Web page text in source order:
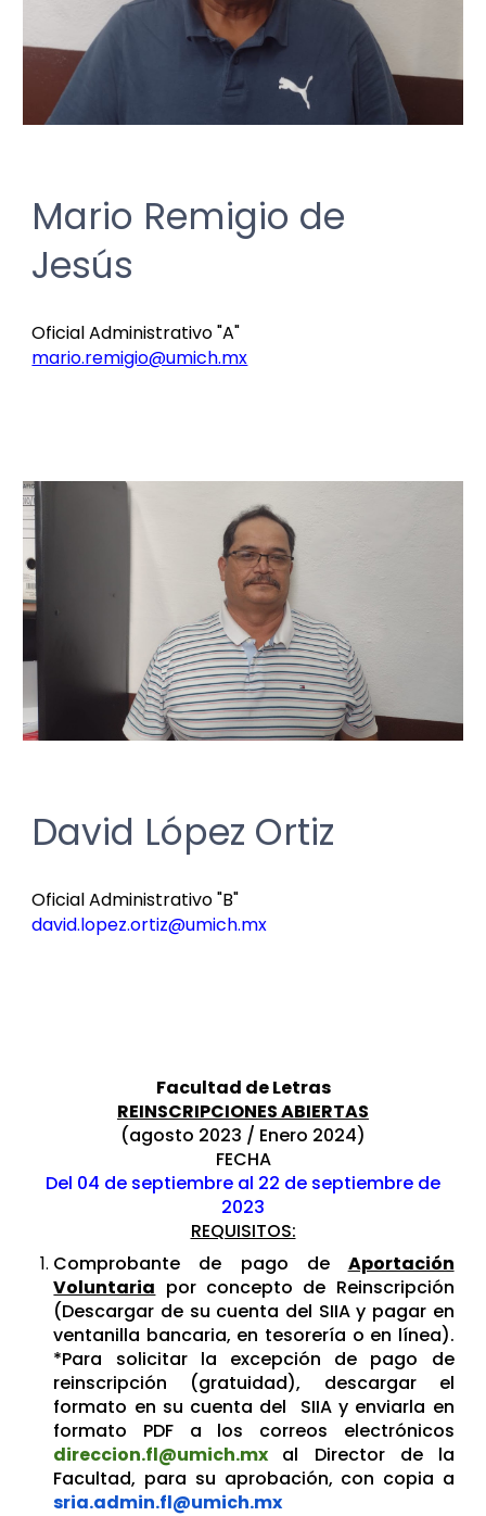
Mario Remigio de
Jesús
Oficial Administrativo "A"
mario.remigio@umich.mx
David López Ortiz
Oficial Administrativo "B"
david.lopez.ortiz@umich.mx
Facultad de Letras
REINSCRIPCIONES ABIERTAS
(agosto 2023 / Enero 2024)
FECHA
Del 04 de septiembre al 22 de septiembre de
2023
REQUISITOS:
Comprobante de pago de Aportación
Voluntaria por concepto de Reinscripción
(Descargar de su cuenta del SIIA y pagar en
ventanilla bancaria, en tesorería o en línea).
*Para solicitar la excepción de pago de
reinscripción (gratuidad), descargar el
formato en su cuenta del SIIA y enviarla en
formato PDF a los correos electrónicos
direccion.fl@umich.mx
al Director de la
Facultad, para su aprobación, con copia a
sria.admin.fl@umich.mx